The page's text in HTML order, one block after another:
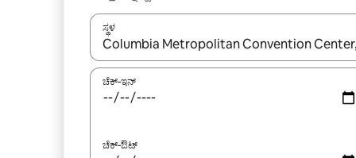
ಸ್ಥಳ
ಫಲಿತಾಂಶಗಳು ಲಭ್ಯವಿರುವಾಗ, ಅಪ್ ಮತ್ತು ಡೌನ್ ಬಾಣದ
ಚೆಕ್-ಇನ್
ಚೆಕ್-ಔಟ್